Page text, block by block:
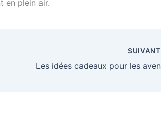
en plein air.
SUIVANT